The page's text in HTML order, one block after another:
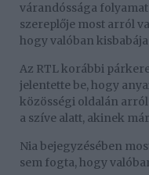
várandóssága
szereplője most arról
hogy valóban kisbabája
Az RTL korábbi
jelentette be, hogy
közösségi oldalán
a szíve alatt, akinek
Nia bejegyzésében
sem fogta, hogy